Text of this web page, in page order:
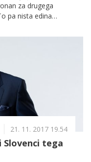
za drugega
pa nista edina
bo navdušila tudi
21. 11. 2017 19.54
Slovenci tega